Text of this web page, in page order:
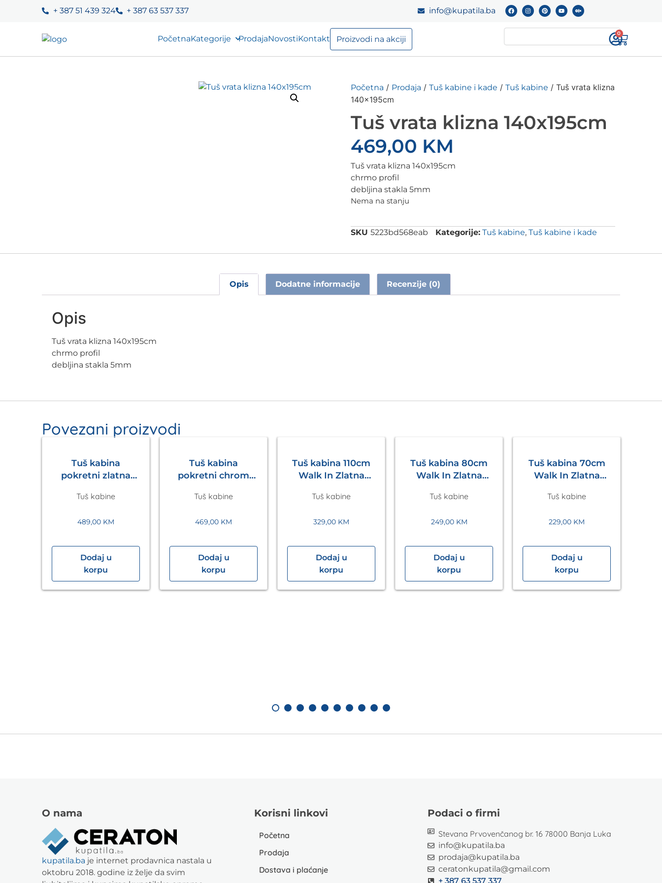
+ 387 51 439 324 + 387 63 537 337 info@kupatila.ba
PočetnaKategorije ProdajaNovostiKontakt Proizvodi na akciji
0
Početna / Prodaja / Tuš kabine i kade / Tuš kabine / Tuš vrata klizna
140x195cm
Tuš vrata klizna 140x195cm
469,00 KM
Tuš vrata klizna 140x195cm
chrmo profil
debljina stakla 5mm
Nema na stanju
SKU 5223bd568eab Kategorije: Tuš kabine, Tuš kabine i kade
Opis Dodatne informacije Recenzije (0)
Opis
Tuš vrata klizna 140x195cm
chrmo profil
debljina stakla 5mm
Povezani proizvodi
Tuš kabina
pokretni zlatna
1200x2200mm
Tuš kabine
489,00 KM
Dodaj u
korpu
Tuš kabina
pokretni chrom
1200x2200mm
Tuš kabine
469,00 KM
Dodaj u
korpu
Tuš kabina 110cm
Walk In Zlatna
Tuš kabine
329,00 KM
Dodaj u
korpu
Tuš kabina 80cm
Walk In Zlatna
Tuš kabine
249,00 KM
Dodaj u
korpu
Tuš kabina 70cm
Walk In Zlatna
Tuš kabine
229,00 KM
Dodaj u
korpu
O nama
kupatila.ba je internet prodavnica nastala u
oktobru 2018. godine iz želje da svim
Korisni linkovi
Početna
Prodaja
Dostava i plaćanje
Podaci o firmi
Stevana Prvovenčanog br. 16 78000 Banja Luka
info@kupatila.ba
prodaja@kupatila.ba
ceratonkupatila@gmail.com
+ 387 63 537 337